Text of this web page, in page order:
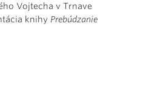
Vojtecha v Trnave
knihy Prebúdzanie